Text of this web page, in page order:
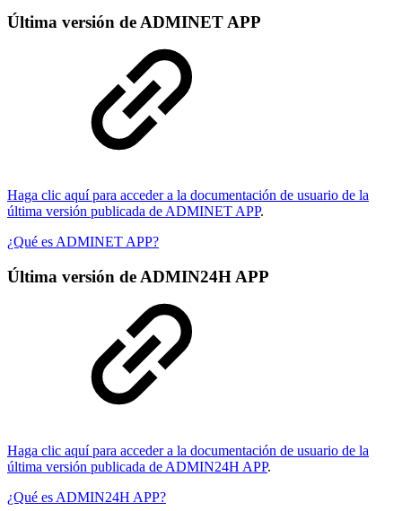
Última versión de ADMINET APP
Haga clic aquí para acceder a la documentación de usuario de la
última versión publicada de ADMINET APP.
¿Qué es ADMINET APP?
Última versión de ADMIN24H APP
Haga clic aquí para acceder a la documentación de usuario de la
última versión publicada de ADMIN24H APP.
¿Qué es ADMIN24H APP?